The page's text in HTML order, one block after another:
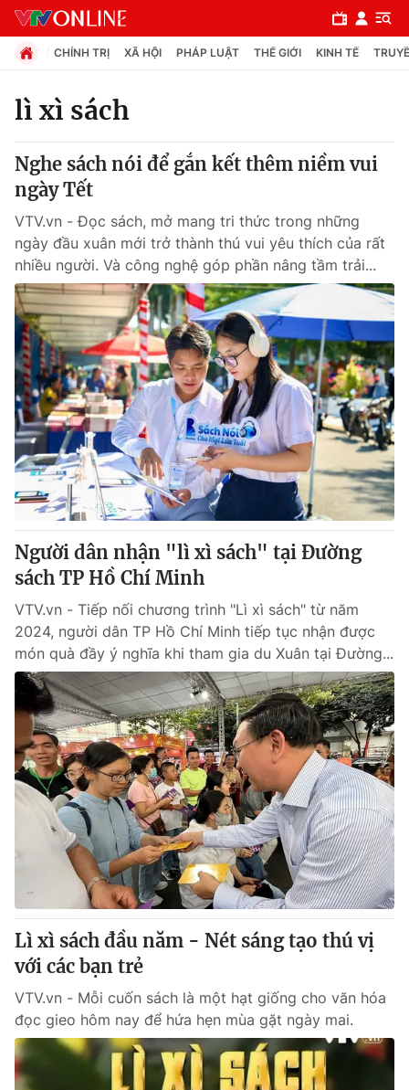
Chuyên mục
Chính trị
Xã hội
Pháp luật
Y tế
Thế giới
Tin tức
Thế giới đó đây
Câu chuyện quốc tế
Kinh tế
Tài chính
Thị trường
Góc doanh nghiệp
Dữ liệu và đời sống
Truyền hình
Hậu trường
Nhân vật
Khán giả
Giải sao mai
Giải trí
Điện ảnh
Âm nhạc
Sao
Đời sống
Du lịch
Làm đẹp
Chất lượng cuộc sống
Giáo dục
Tuyển sinh
Học trực tuyến
Công nghệ
Hitech Công nghệ tương lai
Sản phẩm
Thị trường
Tư vấn
Giao lưu trực tuyến
Lịch phát sóng
Chuyên mục khác
Emagazine
Photo Infographic
Video Shorts video
CHÍNH TRỊ XÃ HỘI PHÁP LUẬT THẾ GIỚI KINH TẾ
lì xì sách
Nghe sách nói để gắn kết thêm niềm vui
ngày Tết
VTV.vn - Đọc sách, mở mang tri thức trong những
ngày đầu xuân mới trở thành thú vui yêu thích của rất
nhiều người. Và công nghệ góp phần nâng tầm trải...
Người dân nhận "lì xì sách" tại Đường
sách TP Hồ Chí Minh
VTV.vn - Tiếp nối chương trình "Lì xì sách" từ năm
2024, người dân TP Hồ Chí Minh tiếp tục nhận được
món quà đầy ý nghĩa khi tham gia du Xuân tại Đường...
Lì xì sách đầu năm - Nét sáng tạo thú vị
với các bạn trẻ
VTV.vn - Mỗi cuốn sách là một hạt giống cho văn hóa
đọc gieo hôm nay để hứa hẹn mùa gặt ngày mai.